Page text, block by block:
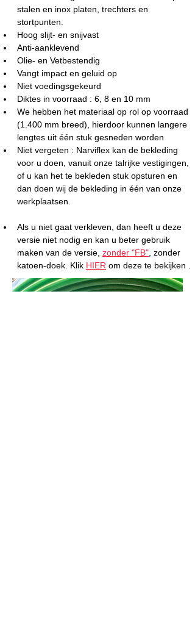
stalen en inox platen, trechters en
stortpunten.
Hoog slijt- en snijvast
Anti-aanklevend
Olie- en Vetbestendig
Vangt impact en geluid op
Niet voedingsgekeurd
Diktes in voorraad : 6, 8 en 10 mm
We hebben het materiaal op rol op voorraad
(1.400 mm breed), hierdoor kunnen langere
lengtes uit één stuk gesneden worden
Niet vergeten : Narviflex kan de bekleding
voor u doen, vanuit onze talrijke vestigingen,
of u kan het te bekleden stuk opsturen en
dan doen wij de bekleding in één van onze
werkplaatsen.
Als u niet gaat verkleven, dan heeft u deze
versie niet nodig en kan u beter gebruik
maken van de versie, zonder "FB" , zonder
katoen-doek. Klik HIER om deze te bekijken .